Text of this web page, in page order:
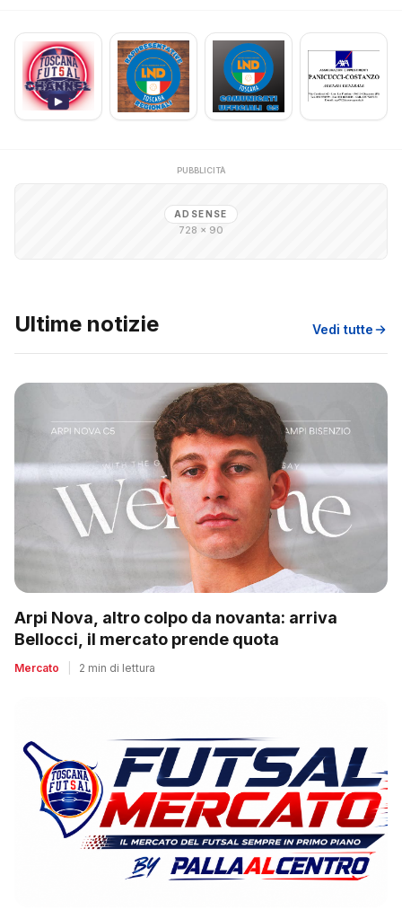
PUBBLICITÀ
ADSENSE
728 × 90
Ultime notizie Vedi tutte
Arpi Nova, altro colpo da novanta: arriva
Bellocci, il mercato prende quota
Mercato 2 min di lettura